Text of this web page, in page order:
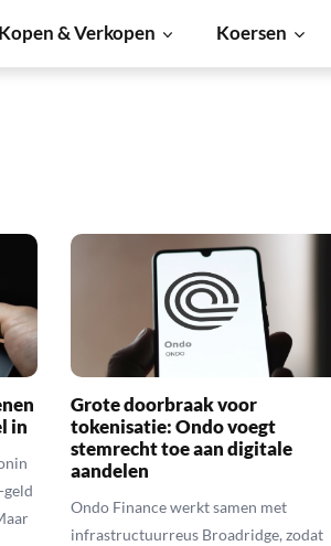
Kopen & Verkopen Koersen
in
Grote doorbraak voor
tokenisatie: Ondo voegt
stemrecht toe aan digitale
aandelen
Ondo Finance werkt samen met
infrastructuurreus Broadridge, zodat